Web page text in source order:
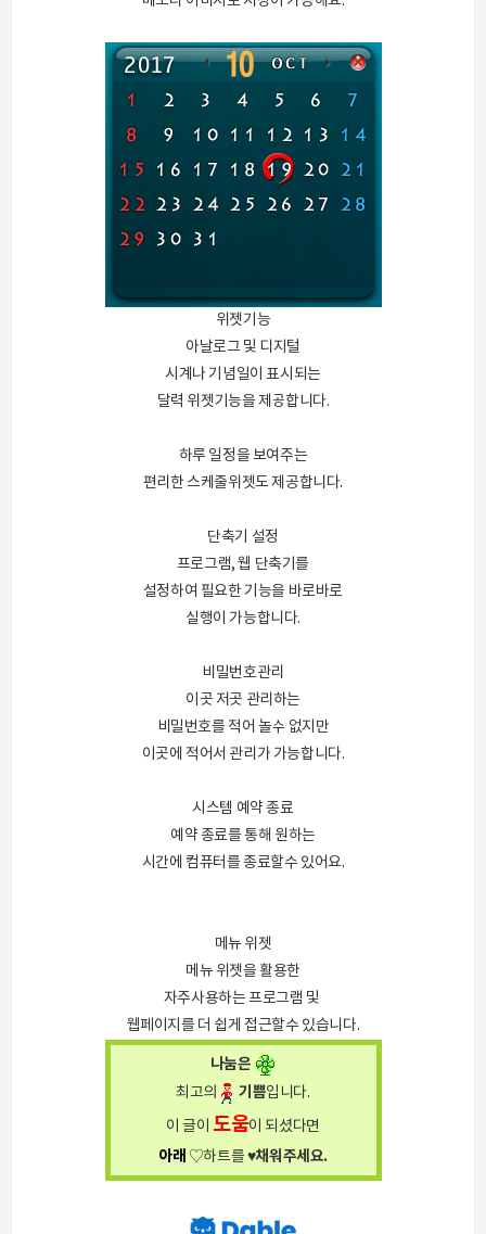
위젯기능
아날로그 및 디지털
시계나 기념일이 표시되는
달력 위젯기능을 제공합니다.
하루 일정을 보여주는
편리한 스케줄위젯도 제공합니다.
단축기 설정
프로그램, 웹 단축기를
설정하여 필요한 기능을 바로바로
실행이 가능합니다.
비밀번호관리
이곳 저곳 관리하는
비밀번호를 적어 놀수 없지만
이곳에 적어서 관리가 가능합니다.
시스템 예약 종료
예약 종료를 통해 원하는
시간에 컴퓨터를 종료할수 있어요.
메뉴 위젯
메뉴 위젯을 활용한
자주사용하는 프로그램 및
웹페이지를 더 쉽게 접근할수 있습니다.
나눔은
최고의 기쁨입니다.
이 글이 도움이 되셨다면
아래 ♡하트를♥채워주세요.